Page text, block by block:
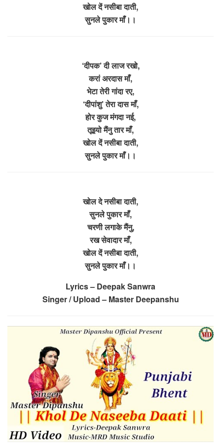
खोल दें नसीबा दाती,
सुनले पुकार माँ।।
‘दीपक’ दी लाज रखो,
करां अरदास माँ,
भेटा तेरी गांदा रए,
‘दीपांशु’ तेरा दास माँ,
होर कुज मंगदा नई,
तूइयो मैंनु तार माँ,
खोल दें नसीबा दाती,
सुनले पुकार माँ।।
खोल दे नसीबा दाती,
सुनले पुकार माँ,
चरणी लगाके मैंनु,
रख सेवादार माँ,
खोल दें नसीबा दाती,
सुनले पुकार माँ।।
Lyrics – Deepak Sanwra
Singer / Upload – Master Deepanshu